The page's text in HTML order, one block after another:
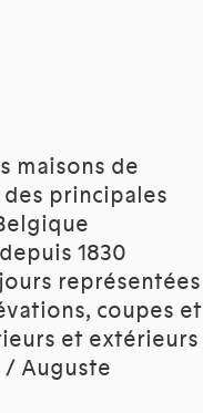
maisons de
principales
1830
représentées
coupes et
et extérieurs
/ Auguste